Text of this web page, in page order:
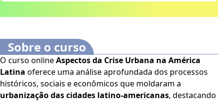
Sobre o curso
O curso onlineAspectos da Crise Urbana na América
Latina oferece uma análise aprofundada dos processos
históricos, sociais e econômicos que moldaram a
urbanização das cidades latino-americanas, destacando